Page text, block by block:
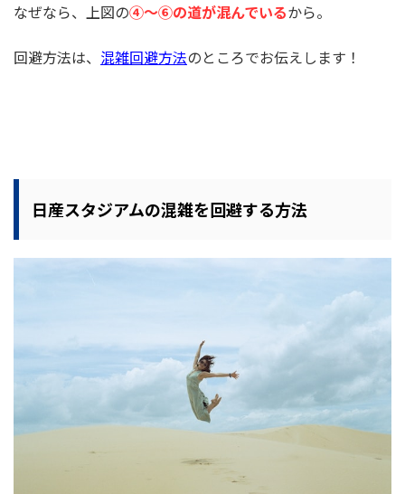
なぜなら、上図の④〜⑥の道が混んでいるから。
回避方法は、 混雑回避方法のところでお伝えします！
日産スタジアムの混雑を回避する方法